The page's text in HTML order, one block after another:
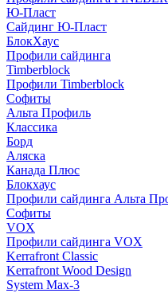
Ю-Пласт
Сайдинг Ю-Пласт
БлокХаус
Профили сайдинга
Timberblock
Профили Timberblock
Софиты
Альта Профиль
Классика
Борд
Аляска
Канада Плюс
Блокхаус
Профили сайдинга Альта
Софиты
VOX
Профили сайдинга VOX
Kerrafront Classic
Kerrafront Wood Design
System Max-3